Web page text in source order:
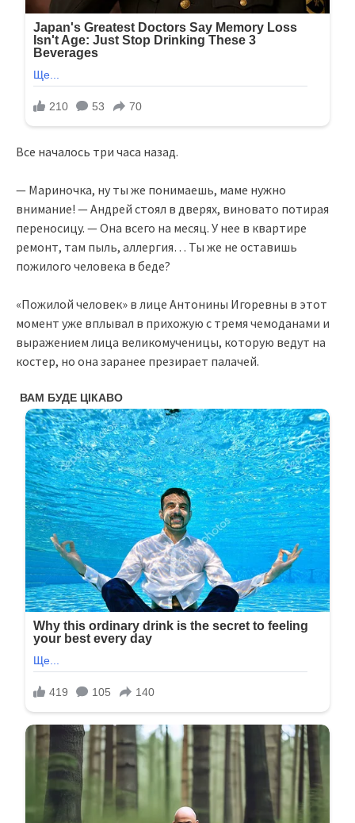
Все началось три часа назад.
— Мариночка, ну ты же понимаешь, маме нужно
внимание! — Андрей стоял в дверях, виновато потирая
переносицу. — Она всего на месяц. У нее в квартире
ремонт, там пыль, аллергия… Ты же не оставишь
пожилого человека в беде?
«Пожилой человек» в лице Антонины Игоревны в этот
момент уже вплывал в прихожую с тремя чемоданами и
выражением лица великомученицы, которую ведут на
костер, но она заранее презирает палачей.